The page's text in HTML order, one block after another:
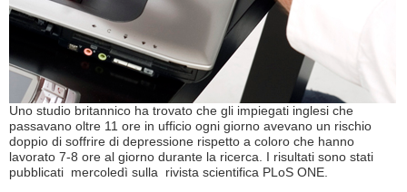
Uno studio britannico ha trovato che gli impiegati inglesi che
passavano oltre 11 ore in ufficio ogni giorno avevano un rischio
doppio di soffrire di depressione rispetto a coloro che hanno
lavorato 7-8 ore al giorno durante la ricerca. I risultati sono stati
pubblicati mercoledì sulla rivista scientifica PLoS ONE.